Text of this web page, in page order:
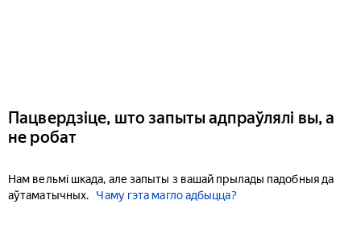
Пацвердзіце, што запыты адпраўлялі вы, а
не робат
Нам вельмі шкада, але запыты з вашай прылады падобныя да
аўтаматычных.
Чаму гэта магло адбыцца?